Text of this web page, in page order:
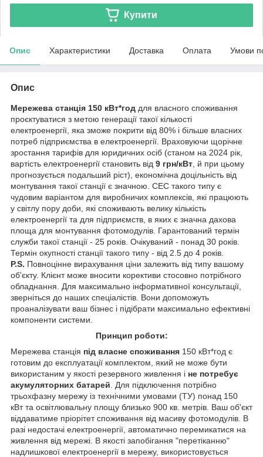
Купити
Опис Характеристики Доставка Оплата Умови
Опис
Мережева станція 150 кВт*год для власного споживання
проєктуватися з метою генерації такої кількості
електроенергії, яка зможе покрити від 80% і більше власних
потреб підприємства в електроенергії. Враховуючи щорічне
зростання тарифів для юридичних осіб (станом на 2024 рік,
вартість електроенергії становить від 9 грн/кВт , й при цьому
прогнозується подальший ріст), економічна доцільність від
монтування такої станції є значною. СЕС такого типу є
чудовим варіантом для виробничих комплексів, які працюють
у світлу пору доби, які споживають велику кількість
електроенергії та для підприємств, в яких є значна дахова
площа для монтування фотомодулів. Гарантований термін
служби такої станції - 25 років. Очікуваний - понад 30 років.
Термін окупності станції такого типу - від 2.5 до 4 років.
P.S. Повноцінне вирахування ціни залежить від типу вашому
об'єкту. Клієнт може вносити корективи стосовно потрібного
обладнання. Для максимально інформативної консультації,
зверніться до наших спеціалістів. Вони допоможуть
проаналізувати ваш бізнес і підібрати максимально ефективні
компоненти системи.
Принцип роботи:
Мережева станція під власне споживання 150 кВт*год є
готовим до експлуатації комплектом, який не може бути
використаним у якості резервного живлення і не потребує
акумуляторних батарей . Для підключення потрібно
трьохфазну мережу із технічними умовами (ТУ) понад 150
кВт та освітлювальну площу близько 900 кв. метрів. Ваш об'єкт
віддаватиме пріорітет споживання від масиву фотомодулів. В
разі недостачі електроенергії, автоматично перемикатися на
живлення від мережі. В якості запобігання "перетіканню"
надлишкової електроенергії в мережу, використовується